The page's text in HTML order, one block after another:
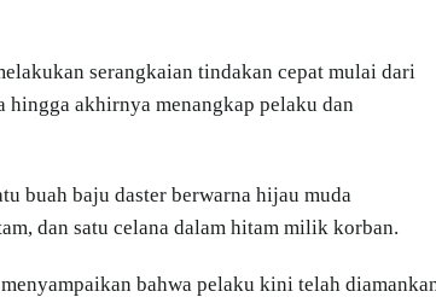
serangkaian tindakan cepat mulai dari
hingga akhirnya menangkap pelaku dan
buah baju daster berwarna hijau muda
dan satu celana dalam hitam milik korban.
bahwa pelaku kini telah